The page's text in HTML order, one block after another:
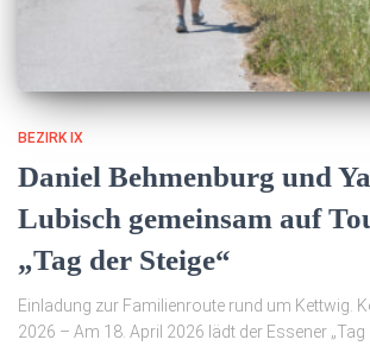
BEZIRK IX
Daniel Behmenburg und
Lubisch gemeinsam auf
„Tag der Steige“
Einladung zur Familienroute rund um Kettwig.
2026 – Am 18. April 2026 lädt der Essener „Tag